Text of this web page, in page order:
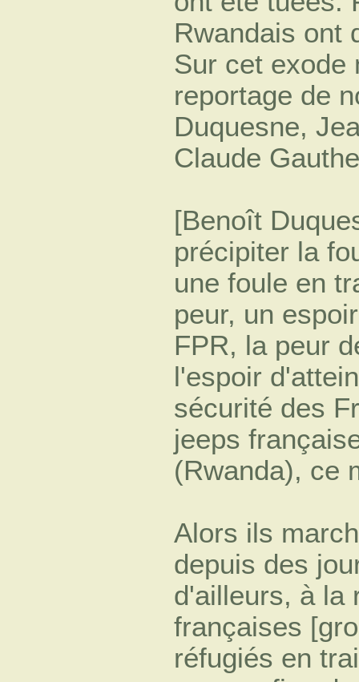
Rwandais ont
Sur cet exode
reportage de
Duquesne,
Claude
[Benoît
précipiter la
une foule en
peur, un
FPR, la peur
l'espoir
sécurité des
jeeps
(Rwanda), ce
Alors ils
depuis des
d'ailleurs, à la
françaises
réfugiés en